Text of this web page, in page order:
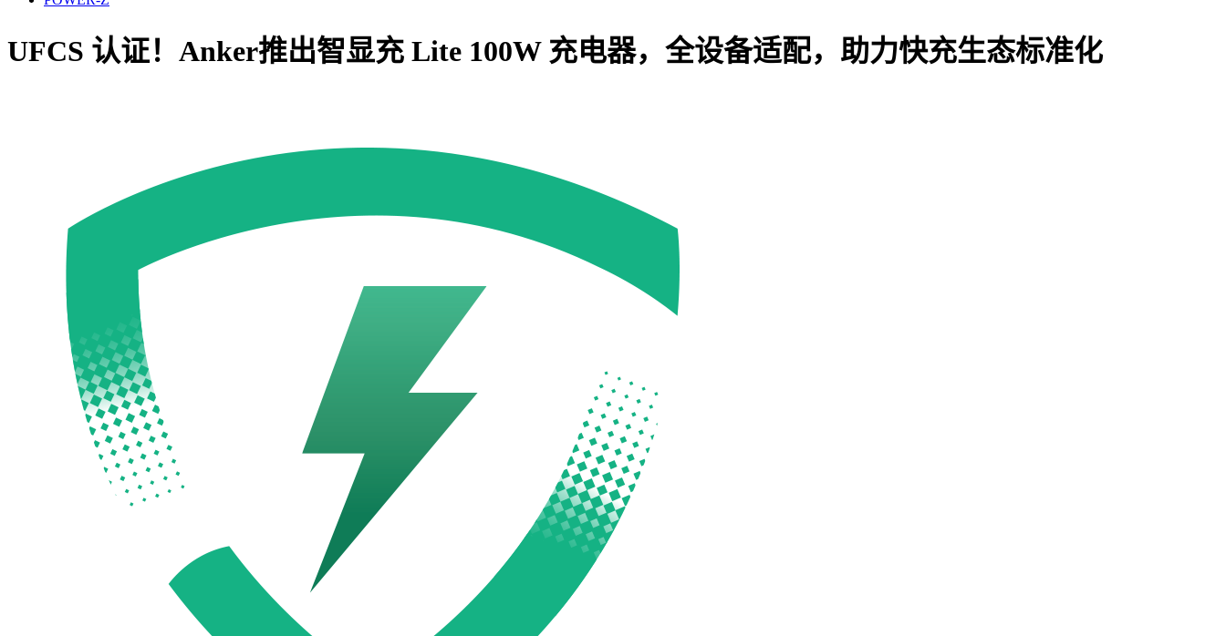
UFCS 认证！Anker推出智显充 Lite 100W 充电器，全设备适配，助力快充生态标准化